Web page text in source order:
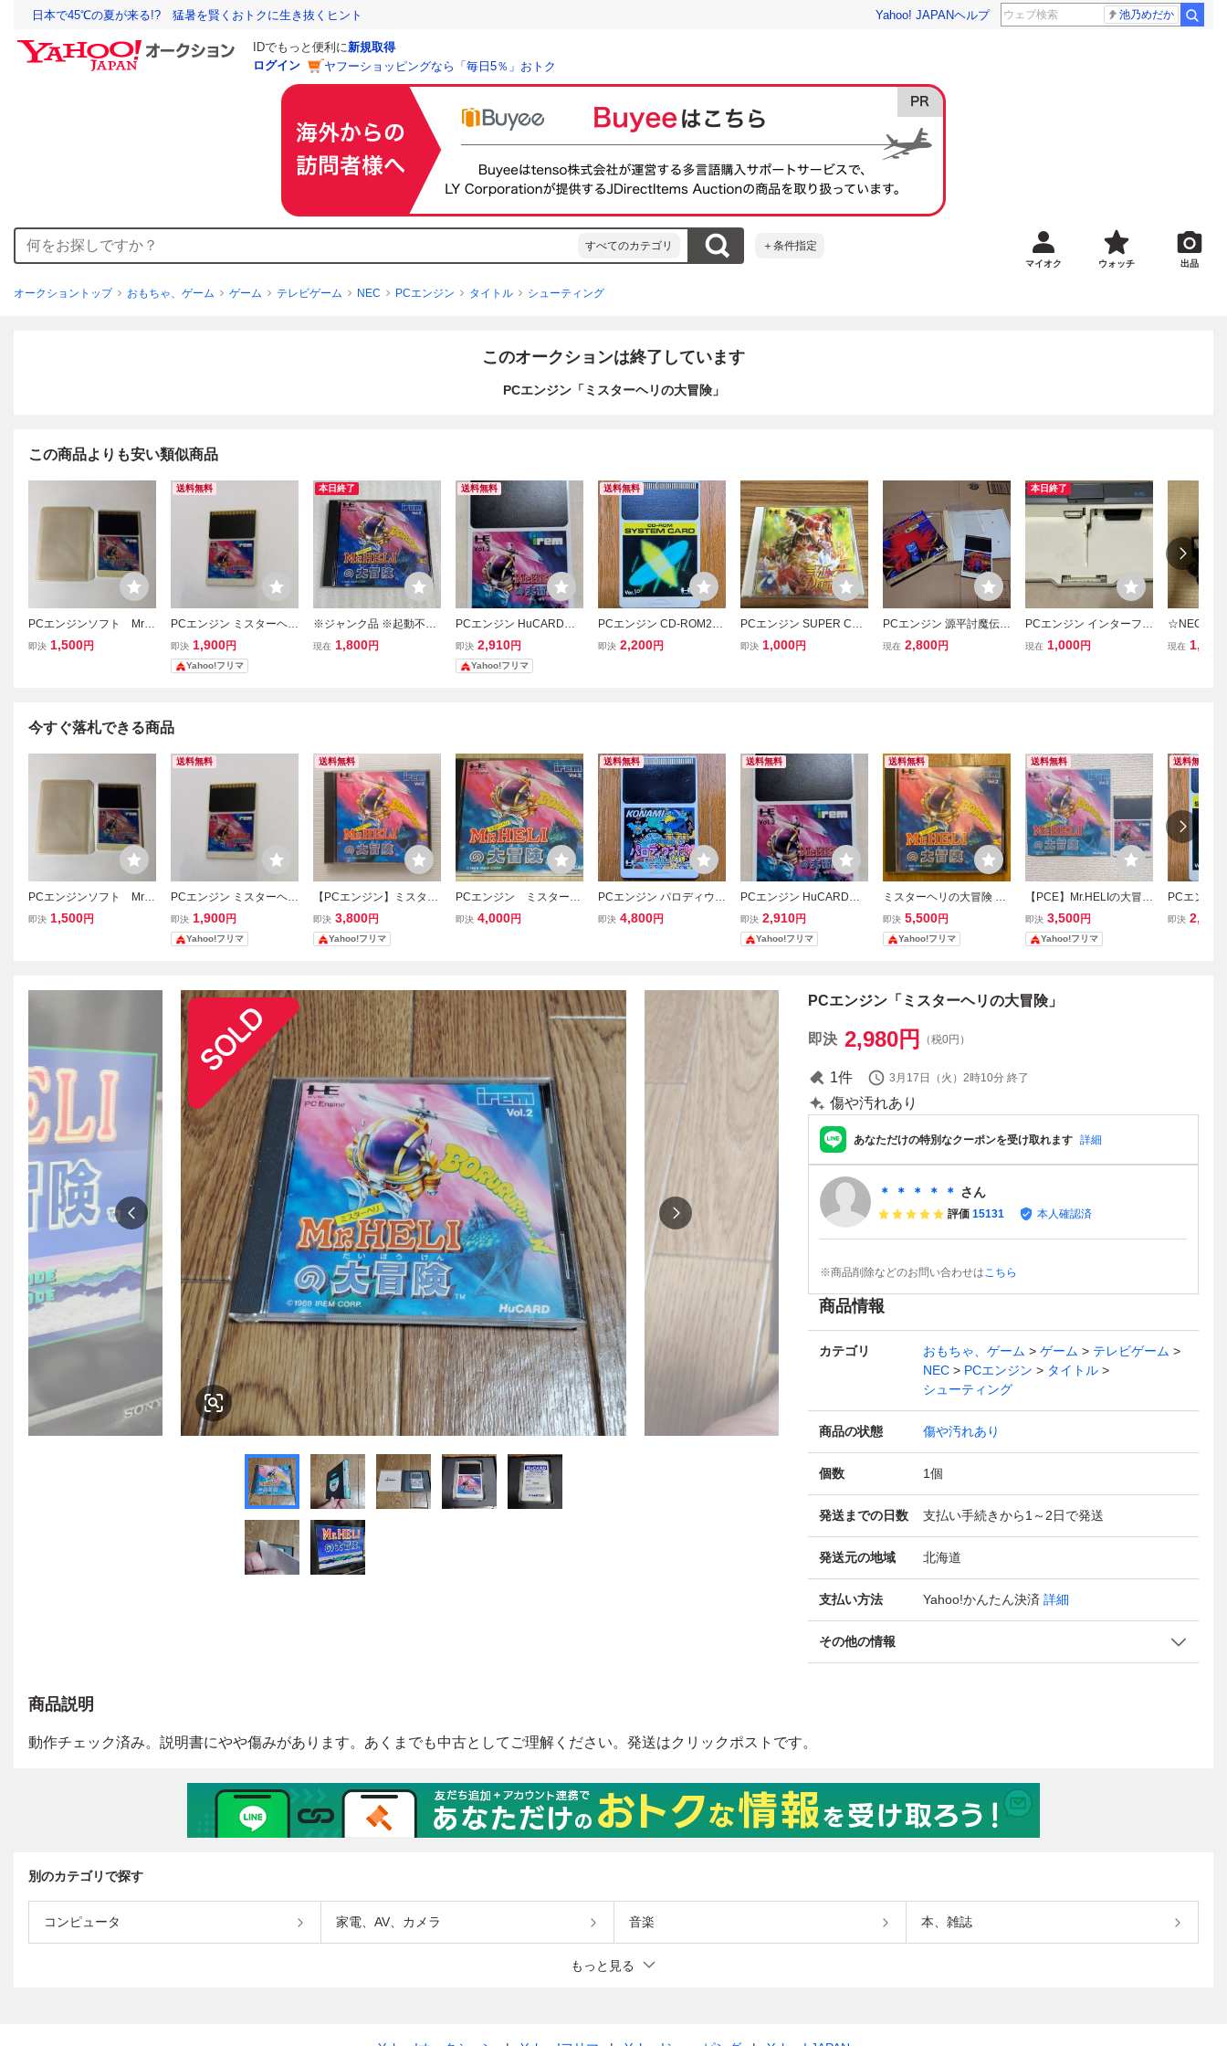
日本で45℃の夏が来る!? 猛暑を賢くおトクに生き抜くヒント Yahoo! JAPANヘルプ 池乃めだか
IDでもっと便利に新規取得
ログイン
ヤフーショッピングなら「毎日5％」おトク
すべてのカテゴリ ＋条件指定
マイオク ウォッチ 出品
オークショントップ おもちゃ、ゲーム ゲーム テレビゲーム NEC PCエンジン タイトル シューティング
このオークションは終了しています
PCエンジン「ミスターヘリの大冒険」
この商品よりも安い類似商品
PCエンジンソフト Mr.H
ELIの大冒険/ミスターヘ
即決 1,500円
送料無料
PCエンジン ミスターヘリ
Mr HELI Huカード
即決 1,900円
Yahoo!フリマ
本日終了
※ジャンク品 ※起動不可
PCエンジン ミスターヘリ
現在 1,800円
送料無料
PCエンジン HuCARD
「ミスターヘリの大冒
険」 IREM Vol.2
即決 2,910円
Yahoo!フリマ
送料無料
PCエンジン CD-ROM2
用 システムカード Ver1.
即決 2,200円
PCエンジン SUPER CD-
ROM2 誕生 Debut NECア
即決 1,000円
PCエンジン 源平討魔伝
巻ノ弐
現在 2,800円
本日終了
PCエンジン インターフェ
ースユニット NEC PCE
現在 1,000円
☆NEC PC
ER CD-
現在 1,000
今すぐ落札できる商品
PCエンジンソフト Mr.H
ELIの大冒険/ミスターヘ
即決 1,500円
送料無料
PCエンジン ミスターヘリ
Mr HELI Huカード
即決 1,900円
Yahoo!フリマ
送料無料
【PCエンジン】ミスター
ヘリの大冒険(Mr.HELIの
大冒険) (動作確認済み)
即決 3,800円
Yahoo!フリマ
PCエンジン ミスターヘ
リ(Mr.HELI)の大冒険
即決 4,000円
送料無料
PCエンジン パロディウス
だ！
即決 4,800円
送料無料
PCエンジン HuCARD
「ミスターヘリの大冒
険」 IREM Vol.2
即決 2,910円
Yahoo!フリマ
送料無料
ミスターヘリの大冒険 PC
エンジン
即決 5,500円
Yahoo!フリマ
送料無料
【PCE】Mr.HELIの大冒険
PCエンジン Huカード パ
ッケージ無し ミスターヘ
リの大冒険
即決 3,500円
Yahoo!フリマ
送料無料
PCエンジ
用 システ
即決 2,200
PCエンジン「ミスターヘリの大冒険」
即決 2,980円 （税0円）
1件 3月17日（火）2時10分 終了
傷や汚れあり
あなただけの特別なクーポンを受け取れます 詳細
＊ ＊ ＊ ＊ ＊ さん
評価 15131 本人確認済
※商品削除などのお問い合わせはこちら
商品情報
カテゴリ おもちゃ、ゲーム ゲーム
テレビゲーム
NEC
PCエンジン
タイトル
シューティング
商品の状態 傷や汚れあり
個数 1個
発送までの日数 支払い手続きから1～2日で発送
発送元の地域 北海道
支払い方法 Yahoo!かんたん決済 詳細
その他の情報
商品説明
別のカテゴリで探す
コンピュータ 家電、AV、カメラ 音楽 本、雑誌
もっと見る